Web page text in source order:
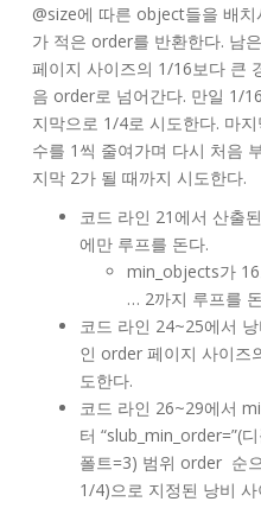
@size에 따른 object들을 배
가 적은 order를 반환한다. 남
페이지 사이즈의 1/16보다 큰
음 order로 넘어간다. 만일 1/
지막으로 1/4로 시도한다. 마
수를 1씩 줄여가며 다시 처음
지막 2가 될 때까지 시도한다.
코드 라인 21에서 산출
에만 루프를 돈다.
min_objects가
… 2까지 루프를
코드 라인 24~25에서
인 order 페이지 사이즈
도한다.
코드 라인 26~29에서
터 “slub_min_order=”(
폴트=3) 범위 order 순
1/4)으로 지정된 낭비